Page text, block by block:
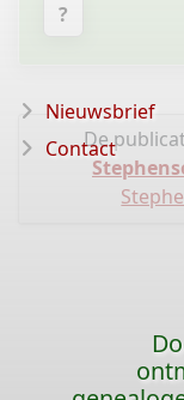
?
De
Nieuwsbrief
Contact